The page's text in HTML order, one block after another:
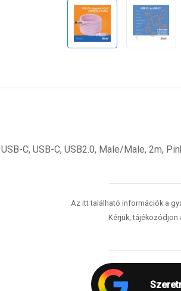
C, USB-C, USB2.0, Male/Male, 2m,
Az itt található információk a
Kérjük, tájékozódjon